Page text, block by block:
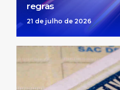
regras
21 de julho de 2026